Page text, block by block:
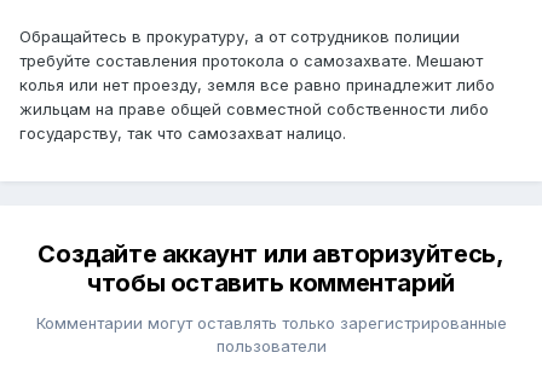
Обращайтесь в прокуратуру, а от сотрудников полиции
требуйте составления протокола о самозахвате. Мешают
колья или нет проезду, земля все равно принадлежит либо
жильцам на праве общей совместной собственности либо
государству, так что самозахват налицо.
Создайте аккаунт или авторизуйтесь,
чтобы оставить комментарий
Комментарии могут оставлять только зарегистрированные
пользователи